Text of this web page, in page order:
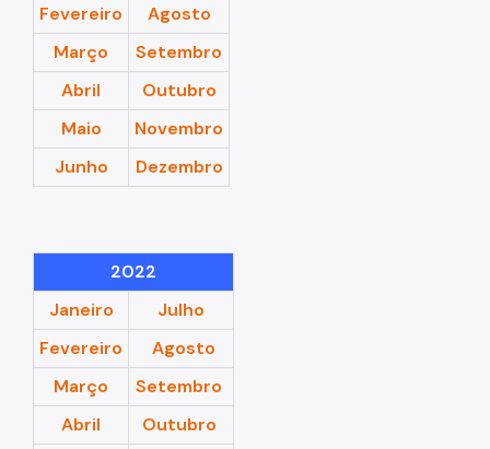
Fevereiro
Agosto
Março
Setembro
Abril
Outubro
Maio
Novembro
Junho
Dezembro
2022
Janeiro
Julho
Fevereiro
Agosto
Março
Setembro
Abril
Outubro